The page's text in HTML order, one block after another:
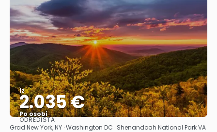
Iz
2.035 €
Po osobi
Vidjeti
ODREDIŠTA
Grad New York, NY · Washington DC · Shenandoah National Park VA